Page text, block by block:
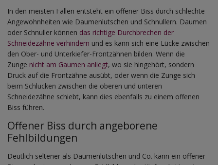
In den meisten Fällen entsteht ein offener Biss durch schlechte
Angewohnheiten wie Daumenlutschen und Schnullern. Daumen
oder Schnuller können das richtige Durchbrechen der
Schneidezähne verhindern und es kann sich eine Lücke zwischen
den Ober- und Unterkiefer-Frontzähnen bilden. Wenn die
Zunge nicht am Gaumen anliegt, wo sie hingehört, sondern
Druck auf die Frontzähne ausübt, oder wenn die Zunge sich
beim Schlucken zwischen die oberen und unteren
Schneidezähne schiebt, kann dies ebenfalls zu einem offenen
Biss führen.
Offener Biss durch angeborene
Fehlbildungen
Deutlich seltener als Daumenlutschen und Co. kann ein offener